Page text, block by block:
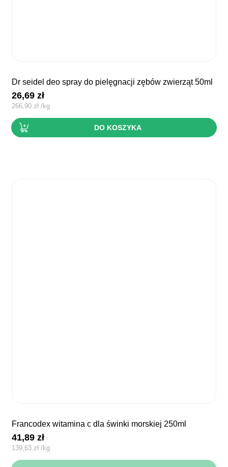
dr seidel deo spray do pielęgnacji zębów zwierząt 50ml
26,69zł
266,90 zł /kg
DO KOSZYKA
francodex witamina c dla świnki morskiej 250ml
41,89zł
139,63 zł /kg